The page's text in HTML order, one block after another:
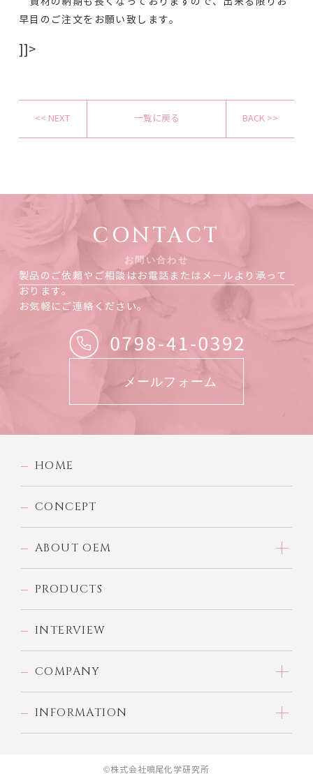
早目のご注文をお願い致します。
]]>
<< NEXT 一覧に戻る BACK >>
CONTACT
お問い合わせ
製品のご依頼やご相談はお電話またはメールより承って
おります。
お気軽にご連絡ください。
メールフォーム
HOME
CONCEPT
ABOUT OEM
PRODUCTS
INTERVIEW
COMPANY
INFORMATION
©株式会社鳴尾化学研究所